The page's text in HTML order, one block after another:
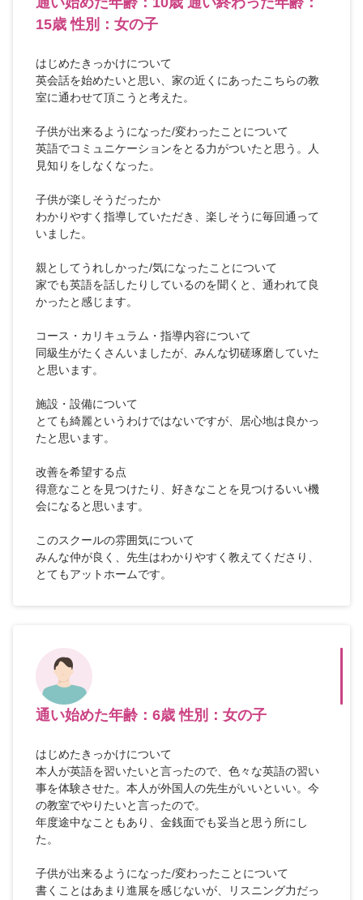
15歳 性別：女の子
はじめたきっかけについて
英会話を始めたいと思い、家の近くにあったこちらの教
室に通わせて頂こうと考えた。
子供が出来るようになった/変わったことについて
英語でコミュニケーションをとる力がついたと思う。人
見知りをしなくなった。
子供が楽しそうだったか
わかりやすく指導していただき、楽しそうに毎回通って
いました。
親としてうれしかった/気になったことについて
家でも英語を話したりしているのを聞くと、通われて良
かったと感じます。
コース・カリキュラム・指導内容について
同級生がたくさんいましたが、みんな切磋琢磨していた
と思います。
施設・設備について
とても綺麗というわけではないですが、居心地は良かっ
たと思います。
改善を希望する点
得意なことを見つけたり、好きなことを見つけるいい機
会になると思います。
このスクールの雰囲気について
みんな仲が良く、先生はわかりやすく教えてくださり、
とてもアットホームです。
通い始めた年齢：6歳 性別：女の子
はじめたきっかけについて
本人が英語を習いたいと言ったので、色々な英語の習い
事を体験させた。本人が外国人の先生がいいといい。今
の教室でやりたいと言ったので。
年度途中なこともあり、金銭面でも妥当と思う所にし
た。
子供が出来るようになった/変わったことについて
書くことはあまり進展を感じないが、リスニング力だっ